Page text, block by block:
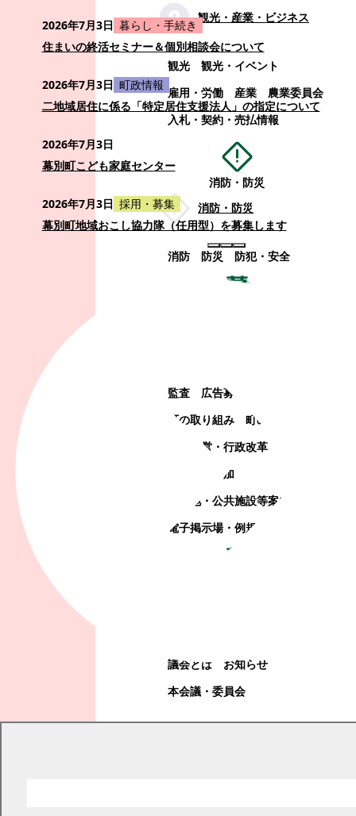
観光・産業・ビジネス
観光
観光・イベント
雇用・労働
産業
農業委員会
入札・契約・売払情報
消防・防災
消防・防災
消防 防災 防犯・安全
監査 広告募集
町の取り組み
町の概要
町政運営・行政改革
町政への参加
観光地・公共施設等案内
電子掲示場・例規集
議会とは
お知らせ
本会議・委員会
2026年7月3日 暮らし・手続き
住まいの終活セミナー＆個別相談会について
2026年7月3日 町政情報
二地域居住に係る「特定居住支援法人」の指定について
2026年7月3日
幕別町こども家庭センター
2026年7月3日 採用・募集
幕別町地域おこし協力隊（任用型）を募集します